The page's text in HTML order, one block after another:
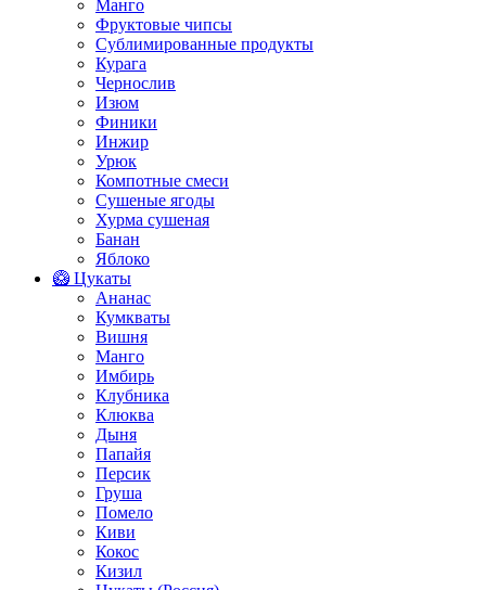
Манго
Фруктовые чипсы
Сублимированные продукты
Курага
Чернослив
Изюм
Финики
Инжир
Урюк
Компотные смеси
Сушеные ягоды
Хурма сушеная
Банан
Яблоко
🥝 Цукаты
Ананас
Кумкваты
Вишня
Манго
Имбирь
Клубника
Клюква
Дыня
Папайя
Персик
Груша
Помело
Киви
Кокос
Кизил